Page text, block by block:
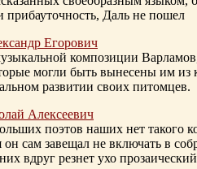
прибауточность, Даль не пошел
Егорович
композиции
могли быть вынесены им из
развитии своих питомцев.
Алексеевич
поэтов наших нет такого
он сам завещал не включать в
вдруг резнет ухо